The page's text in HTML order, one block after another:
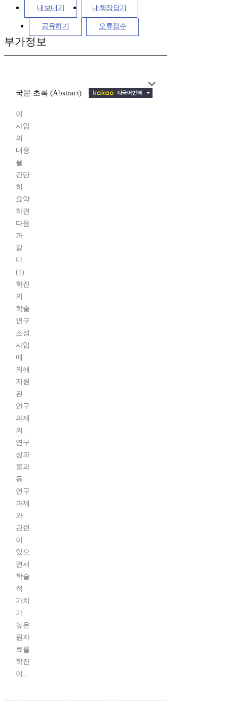
내보내기 내책장담기
공유하기 오류접수
부가정보
국문 초록 (Abstract)
이
사업
의
내용
을
간단
히
요약
하면
다음
과
같
다.
(1)
학진
의
학술
연구
조성
사업
에
의해
지원
된
연구
과제
의
연구
성과
물과
동
연구
과제
와
관련
이
있으
면서
학술
적
가치
가
높은
원자
료를
학진
이...